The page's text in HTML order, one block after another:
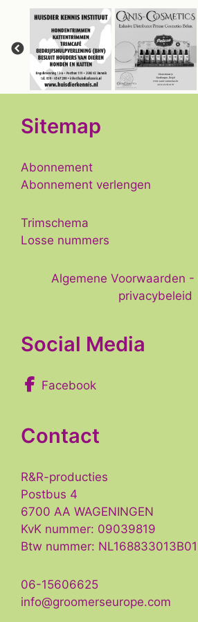
Sitemap
Abonnement
Abonnement verlengen
Trimschema
Losse nummers
Algemene Voorwaarden -
privacybeleid
Social Media
Facebook
Contact
R&R-producties
Postbus 4
6700 AA WAGENINGEN
KvK nummer: 09039819
Btw nummer: NL168833013B01
06-15606625
info@groomerseurope.com